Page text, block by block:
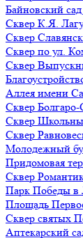
Байновский
Сквер К.Я.
Сквер
Сквер по ул.
Сквер
Аллея имени
Сквер
Сквер
Сквер
Молодежный
Придомовая
Сквер
Парк Победы в
Площадь
Сквер святых
Аптекарский